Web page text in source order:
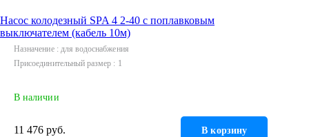
Насос колодезный SPA 4 2-40 с поплавковым
выключателем (кабель 10м)
Назначение
для водоснабжения
Присоединительный размер
1
В наличии
11 476 руб. В корзину